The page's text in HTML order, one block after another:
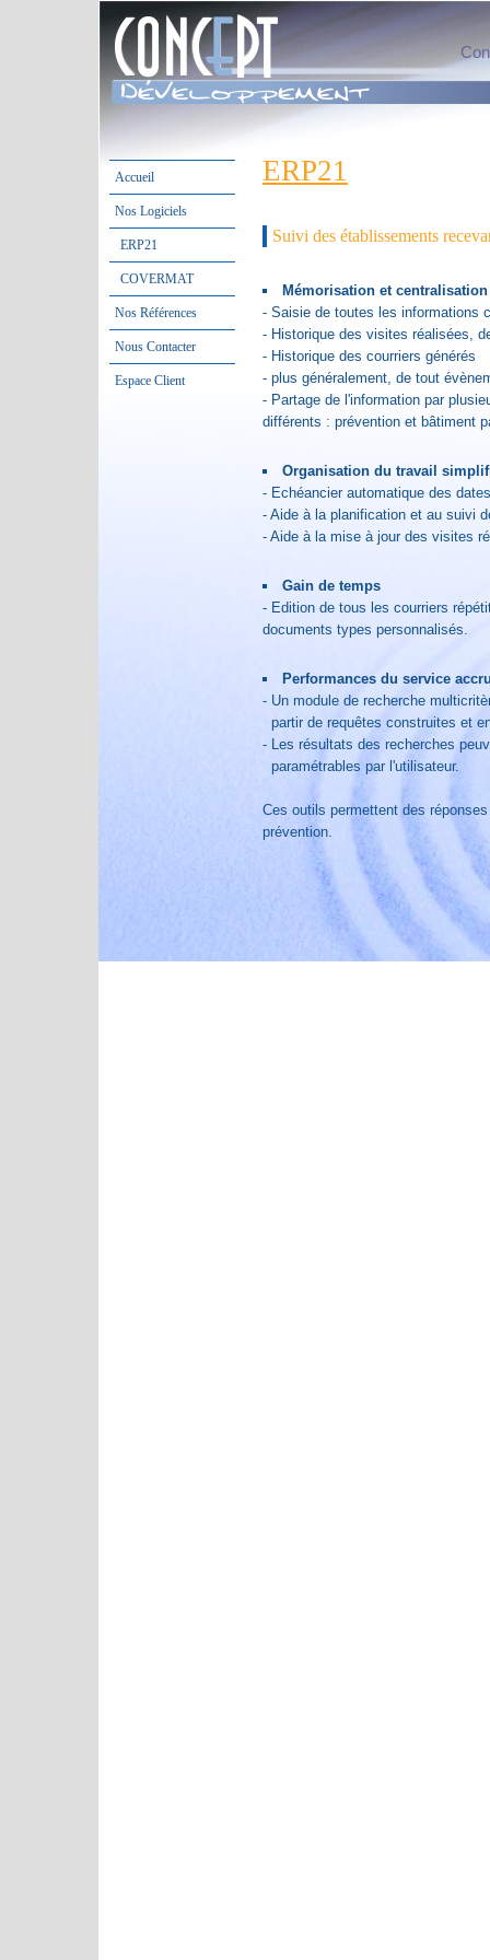
Accueil
Nos Logiciels
ERP21
COVERMAT
Nos Références
Nous Contacter
Espace Client
ERP21
Suivi des établissements
Mémorisation et
- Saisie de toutes les informations
- Historique des visites réalisées,
- Historique des courriers générés
- plus généralement, de tout
- Partage de l'information par
différents : prévention et bâtiment
Organisation du travail
- Echéancier automatique des
- Aide à la planification et au suivi
- Aide à la mise à jour des visites
Gain de temps
- Edition de tous les courriers
documents types personnalisés.
Performances du service
- Un module de recherche
partir de requêtes construites et
- Les résultats des recherches
paramétrables par l'utilisateur.
Ces outils permettent des
prévention.